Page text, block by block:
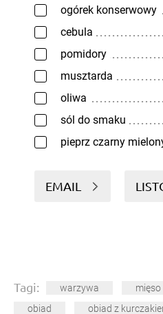
ogórek konserwowy
cebula
pomidory
musztarda
oliwa
sól do smaku
pieprz czarny
EMAIL
Tagi: warzywa mięso
obiad
obiad z